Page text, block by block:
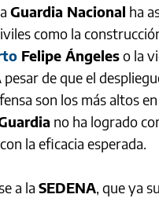
Guardia Nacional ha
como la
Felipe Ángeleso la
pesar de que el
son los más altos
no ha logrado
la eficacia esperada.
a la SEDENA, que ya